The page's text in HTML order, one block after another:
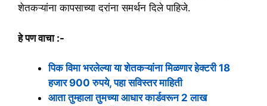
शेतकऱ्यांना कापसाच्या दरांना समर्थन दिले पाहिजे.
हे पण वाचा :-
पिक विमा भरलेल्या या शेतकऱ्यांना मिळणार हेक्टरी 18
हजार 900 रुपये, पहा सविस्तर माहिती
आता तुम्हाला तुमच्या आधार कार्डवरून 2 लाख